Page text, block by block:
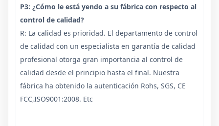
P3: ¿Cómo le está yendo a su fábrica con respecto al
control de calidad?
R: La calidad es prioridad. El departamento de control
de calidad con un especialista en garantía de calidad
profesional otorga gran importancia al control de
calidad desde el principio hasta el final. Nuestra
fábrica ha obtenido la autenticación Rohs, SGS, CE
FCC,ISO9001:2008. Etc